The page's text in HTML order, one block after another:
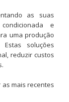
as suas
e
uma produção
soluções
reduzir custos
mais recentes